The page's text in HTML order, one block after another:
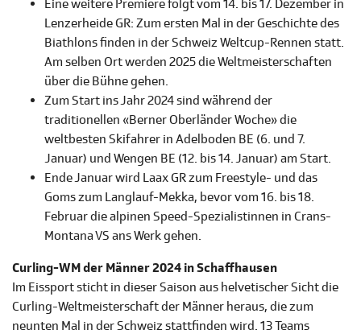
Eine weitere Premiere folgt vom 14. bis 17. Dezember in
Lenzerheide GR: Zum ersten Mal in der Geschichte des
Biathlons finden in der Schweiz Weltcup-Rennen statt.
Am selben Ort werden 2025 die Weltmeisterschaften
über die Bühne gehen.
Zum Start ins Jahr 2024 sind während der
traditionellen «Berner Oberländer Woche» die
weltbesten Skifahrer in Adelboden BE (6. und 7.
Januar) und Wengen BE (12. bis 14. Januar) am Start.
Ende Januar wird Laax GR zum Freestyle- und das
Goms zum Langlauf-Mekka, bevor vom 16. bis 18.
Februar die alpinen Speed-Spezialistinnen in Crans-
Montana VS ans Werk gehen.
Curling-WM der Männer 2024 in Schaffhausen
Im Eissport sticht in dieser Saison aus helvetischer Sicht die
Curling-Weltmeisterschaft der Männer heraus, die zum
neunten Mal in der Schweiz stattfinden wird. 13 Teams